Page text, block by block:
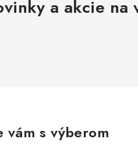
a akcie na
vám s výberom